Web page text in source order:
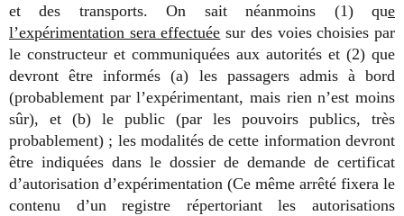
et des transports. On sait néanmoins (1) que
l’expérimentation sera effectuée sur des voies choisies par
le constructeur et communiquées aux autorités et (2) que
devront être informés (a) les passagers admis à bord
(probablement par l’expérimentant, mais rien n’est moins
sûr), et (b) le public (par les pouvoirs publics, très
probablement) ; les modalités de cette information devront
être indiquées dans le dossier de demande de certificat
d’autorisation d’expérimentation (Ce même arrêté fixera le
contenu d’un registre répertoriant les autorisations